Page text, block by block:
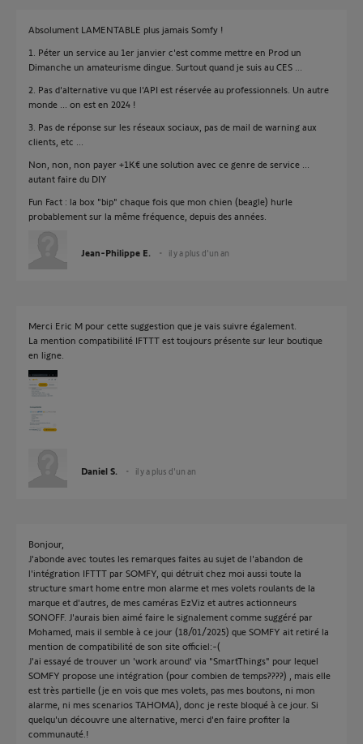
Absolument LAMENTABLE plus jamais Somfy !
1. Péter un service au 1er janvier c'est comme mettre en Prod un
Dimanche un amateurisme dingue. Surtout quand je suis au CES ...
2. Pas d'alternative vu que l'API est réservée au professionnels. Un autre
monde ... on est en 2024 !
3. Pas de réponse sur les réseaux sociaux, pas de mail de warning aux
clients, etc ...
Non, non, non payer +1K€ une solution avec ce genre de service ...
autant faire du DIY
Fun Fact : la box "bip" chaque fois que mon chien (beagle) hurle
probablement sur la même fréquence, depuis des années.
Jean-Philippe E. il y a plus d'un an
Merci Eric M pour cette suggestion que je vais suivre également.
La mention compatibilité IFTTT est toujours présente sur leur boutique
en ligne.
Daniel S. il y a plus d'un an
Bonjour,
J'abonde avec toutes les remarques faites au sujet de l'abandon de
l'intégration IFTTT par SOMFY, qui détruit chez moi aussi toute la
structure smart home entre mon alarme et mes volets roulants de la
marque et d'autres, de mes caméras EzViz et autres actionneurs
SONOFF. J'aurais bien aimé faire le signalement comme suggéré par
Mohamed, mais il semble à ce jour (18/01/2025) que SOMFY ait retiré la
mention de compatibilité de son site officiel:-(
J'ai essayé de trouver un 'work around' via "SmartThings" pour lequel
SOMFY propose une intégration (pour combien de temps????) , mais elle
est très partielle (je en vois que mes volets, pas mes boutons, ni mon
alarme, ni mes scenarios TAHOMA), donc je reste bloqué à ce jour. Si
quelqu'un découvre une alternative, merci d'en faire profiter la
communauté.!